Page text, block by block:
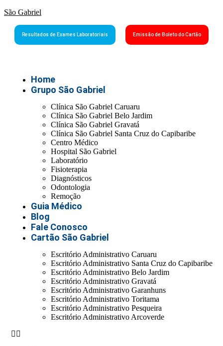
São Gabriel
Resultados de Exames Laboratoriais Emissão de Boleto do Cartão
Home
Grupo São Gabriel
Clínica São Gabriel Caruaru
Clínica São Gabriel Belo Jardim
Clínica São Gabriel Gravatá
Clínica São Gabriel Santa Cruz do Capibaribe
Centro Médico
Hospital São Gabriel
Laboratório
Fisioterapia
Diagnósticos
Odontologia
Remoção
Guia Médico
Blog
Fale Conosco
Cartão São Gabriel
Escritório Administrativo Caruaru
Escritório Administrativo Santa Cruz do Capibaribe
Escritório Administrativo Belo Jardim
Escritório Administrativo Gravatá
Escritório Administrativo Garanhuns
Escritório Administrativo Toritama
Escritório Administrativo Pesqueira
Escritório Administrativo Arcoverde